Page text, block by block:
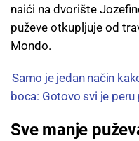
naići na dvorište
puževe otkupljuje od
Mondo.
Samo je jedan način
boca: Gotovo svi je
Sve manje